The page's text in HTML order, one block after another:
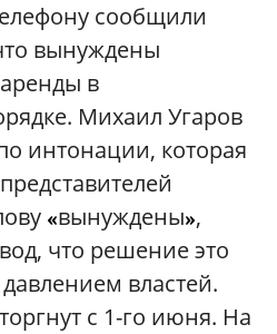
сообщили
вынуждены
в
Михаил Угаров
интонации, которая
«вынуждены»,
что решение это
властей.
с 1-го июня. На